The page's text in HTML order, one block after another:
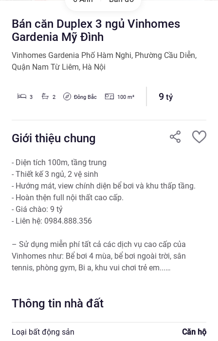
Bán căn Duplex 3 ngủ Vinhomes
Gardenia Mỹ Đình
Vinhomes Gardenia Phố Hàm Nghi, Phường Cầu Diễn,
Quận Nam Từ Liêm, Hà Nội
3 2 Đông Bắc 100m² 9tỷ
Giới thiệu chung
- Diện tích 100m, tầng trung
- Thiết kế 3 ngủ, 2 vệ sinh
- Hướng mát, view chính diện bể bơi và khu thấp tầng.
- Hoàn thện full nội thất cao cấp.
- Giá chào: 9 tỷ
- Liên hệ: 0984.888.356
– Sử dụng miễn phí tất cả các dịch vụ cao cấp của
Vinhomes như: Bể bơi 4 mùa, bể bơi ngoài trời, sân
tennis, phòng gym, Bi a, khu vui chơi trẻ em...
Thông tin nhà đất
Loại bất động sản Căn hộ